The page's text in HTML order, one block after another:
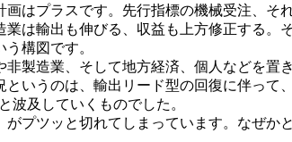
はプラスです。先行指標の機械受注、そ
は輸出も伸びる、収益も上方修正する
構図です。
製造業、そして地方経済、個人などを置
いうのは、輸出リード型の回復に伴っ
波及していくものでした。
プツッと切れてしまっています。なぜ